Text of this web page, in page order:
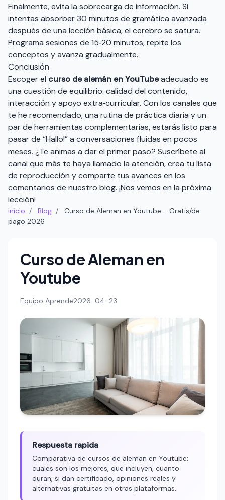
Finalmente, evita la sobrecarga de información. Si
intentas absorber 30 minutos de gramática avanzada
después de una lección básica, el cerebro se satura.
Programa sesiones de 15‑20 minutos, repite los
conceptos y avanza gradualmente.
Conclusión
Escoger el curso de alemán en YouTubeadecuado es
una cuestión de equilibrio: calidad del contenido,
interacción y apoyo extra‑curricular. Con los canales que
te he recomendado, una rutina de práctica diaria y un
par de herramientas complementarias, estarás listo para
pasar de “Hallo!” a conversaciones fluidas en pocos
meses. ¿Te animas a dar el primer paso? Suscríbete al
canal que más te haya llamado la atención, crea tu lista
de reproducción y comparte tus avances en los
comentarios de nuestro blog. ¡Nos vemos en la próxima
lección!
Inicio / Blog /
Curso de Aleman en Youtube - Gratis/de
pago 2026
Curso de Aleman en
Youtube
Equipo Aprende2026-04-23
Respuesta rapida
Comparativa de cursos de aleman en Youtube:
cuales son los mejores, que incluyen, cuanto
duran, si dan certificado, opiniones reales y
alternativas gratuitas en otras plataformas.